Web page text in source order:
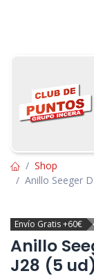
Shop
Anillo Seeger
Envío Gratis +60€
Anillo
J28 (5